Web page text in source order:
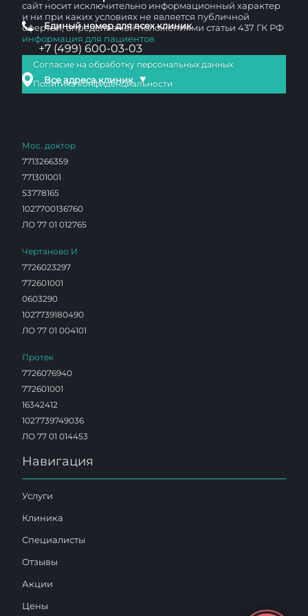
Единый номер для всех клиник
+7 (499) 600-03-03
Все адреса клиник ▼
сайт носит исключительно информационный характер
и ни при каких условиях не является публичной
офертой, определяемой положениями статьи 437 ГК РФ
информация для пациентов
Согласие на обработку персональных данных
Политика конфиденциальности
Мос. доктор
7713266359
771301001
53778165
1027700136760
ЛО 77 01 012765
Чертаново И
7726023297
772601001
0603290
1027739180490
ЛО 77 01 004101
Протек
7726076940
772601001
16342412
1027739749036
ЛО 77 01 014453
Навигация
Услуги
Клиника
Специалисты
Отзывы
Акции
Цены